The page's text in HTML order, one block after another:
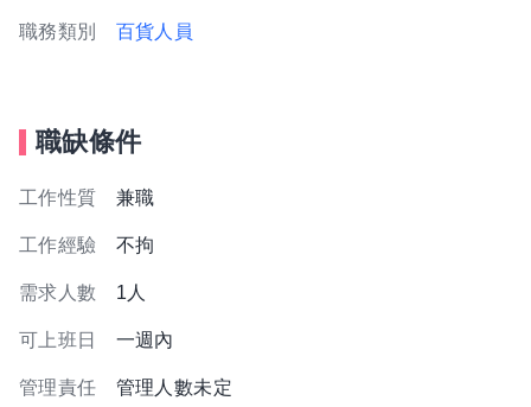
職務類別 百貨人員
職缺條件
工作性質 兼職
工作經驗 不拘
需求人數 1人
可上班日 一週內
管理責任 管理人數未定